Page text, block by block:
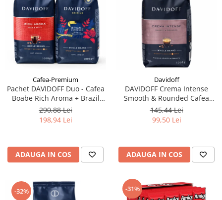
Cafea-Premium
Pachet DAVIDOFF Duo - Cafea
Boabe Rich Aroma + Brazil
2x1Kg
290,88 Lei
198,94 Lei
ADAUGA IN COS
Davidoff
DAVIDOFF Crema Intense
Smooth & Rounded Cafea
Boabe 1Kg
145,44 Lei
99,50 Lei
ADAUGA IN COS
-32% -31%